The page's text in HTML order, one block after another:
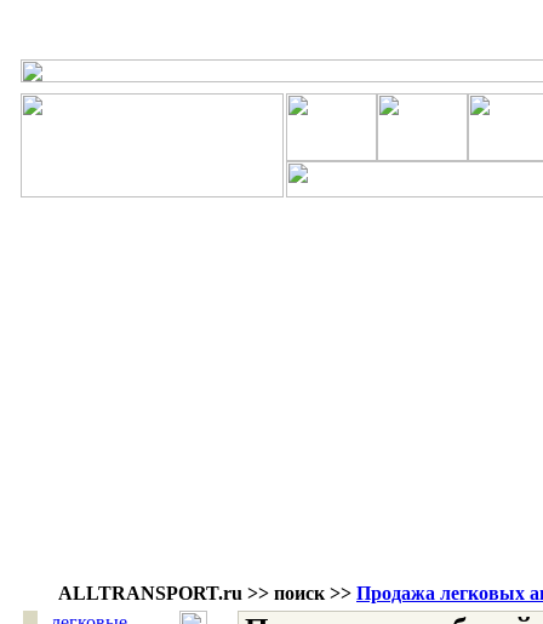
ALLTRANSPORT.ru >> поиск >> Продажа легковых